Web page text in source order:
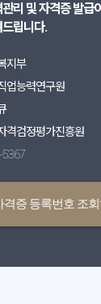
리 및 자격증 발급
립니다.
지부
업능력연구원
격검정평가진흥원
5367
격증 등록번호 조회